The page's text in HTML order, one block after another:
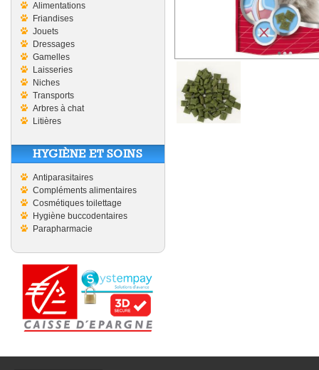
Alimentations
Friandises
Jouets
Dressages
Gamelles
Laisseries
Niches
Transports
Arbres à chat
Litières
HYGIÈNE ET SOINS
Antiparasitaires
Compléments alimentaires
Cosmétiques toilettage
Hygiène buccodentaires
Parapharmacie